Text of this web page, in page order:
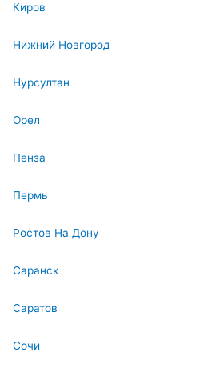
Киров
Нижний Новгород
Нурсултан
Орел
Пенза
Пермь
Ростов На Дону
Саранск
Саратов
Сочи